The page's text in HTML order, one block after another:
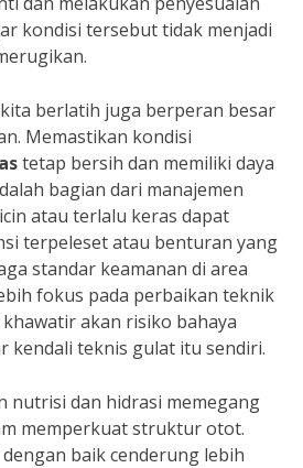
kondisi tersebut tidak menjadi
berlatih juga berperan besar
Memastikan kondisi
tetap bersih dan memiliki daya
bagian dari manajemen
atau terlalu keras dapat
terpeleset atau benturan yang
standar keamanan di area
fokus pada perbaikan teknik
akan risiko bahaya
kendali teknis gulat itu sendiri.
nutrisi dan hidrasi memegang
memperkuat struktur otot.
baik cenderung lebih